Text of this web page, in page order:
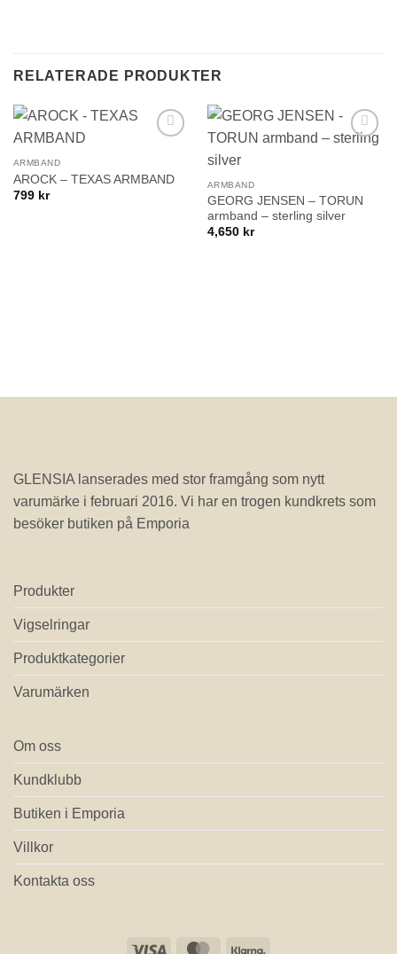
RELATERADE PRODUKTER
ARMBAND
AROCK – TEXAS ARMBAND
799 kr
ARMBAND
GEORG JENSEN – TORUN
armband – sterling silver
4,650 kr
GLENSIA lanserades med stor framgång som nytt
varumärke i februari 2016. Vi har en trogen kundkrets som
besöker butiken på Emporia
Produkter
Vigselringar
Produktkategorier
Varumärken
Om oss
Kundklubb
Butiken i Emporia
Villkor
Kontakta oss
Visa MasterCard